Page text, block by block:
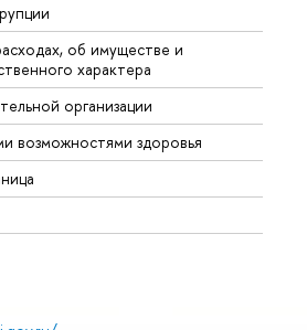
об имуществе и
характера
организации
возможностями здоровья